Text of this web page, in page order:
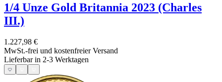
1/4 Unze Gold Britannia 2023 (Charles
III.)
1.227,98 €
MwSt.-frei und kostenfreier Versand
Lieferbar in 2-3 Werktagen